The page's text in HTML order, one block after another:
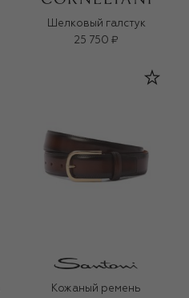
Шелковый галстук
25 750 ₽
Кожаный ремень